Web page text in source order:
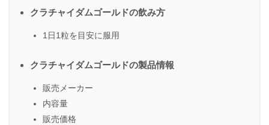
クラチャイダムゴールドの飲み方
1日1粒を目安に服用
クラチャイダムゴールドの製品情報
販売メーカー
内容量
販売価格